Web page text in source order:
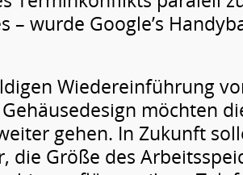
– wurde Google’s
Wiedereinführung
möchten
gehen. In Zukunft
die Größe des